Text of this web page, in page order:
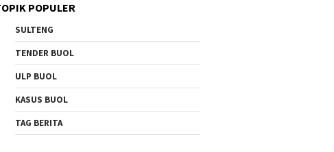
POPULER
SULTENG
TENDER BUOL
ULP BUOL
KASUS BUOL
TAG BERITA